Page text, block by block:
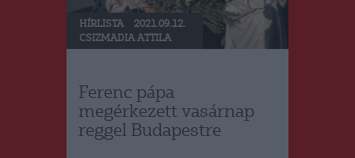
HÍRLISTA
2021.09.12.
CSIZMADIA ATTILA
Ferenc pápa
megérkezett vasárnap
reggel Budapestre